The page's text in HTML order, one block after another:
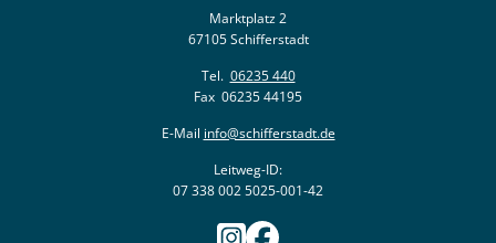
Marktplatz 2
67105 Schifferstadt
Tel. 06235 440
Fax 06235 44195
E-Mail info@schifferstadt.de
Leitweg-ID:
07 338 002 5025-001-42